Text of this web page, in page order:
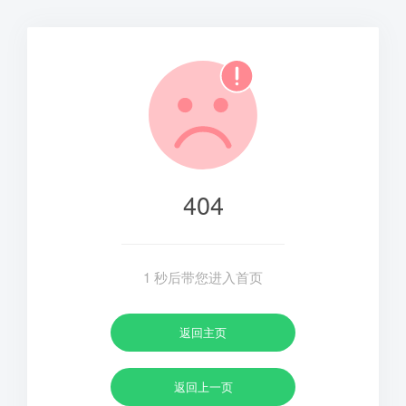
404
1 秒后带您进入首页
返回主页
返回上一页